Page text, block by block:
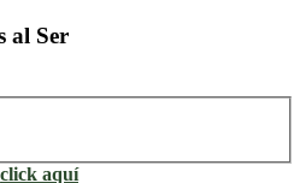
al Ser
click aquí